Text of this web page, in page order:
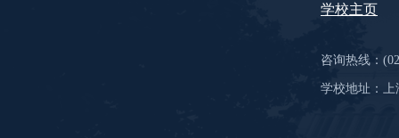
学校主页
咨询热线：
学校地址：上